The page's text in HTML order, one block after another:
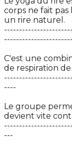
corps ne fait
un rire naturel.
C'est une
de respiration de
----
Le groupe
devient vite
---